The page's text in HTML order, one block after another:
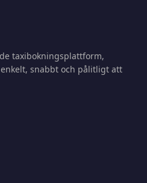
taxibokningsplattform,
snabbt och pålitligt att